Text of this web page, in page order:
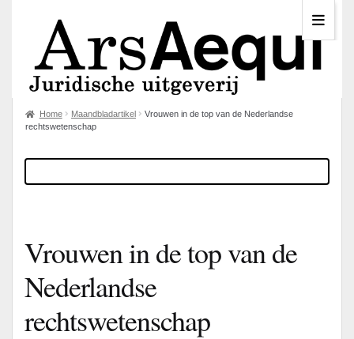
Home Maandbladartikel
Vrouwen in de top van de Nederlandse
rechtswetenschap
Vrouwen in de top van de
Nederlandse
rechtswetenschap